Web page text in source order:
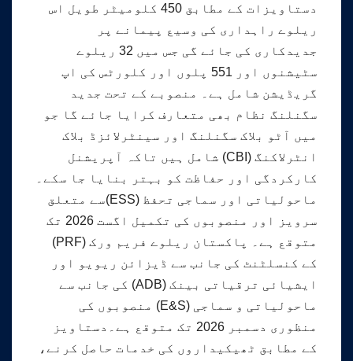
دستاویزات کے مطابق 450 کلومیٹر طویل اس
ریلوے راہداری کی وسیع پیمانے پر
جدیدکاری کی جائے گی جس میں 32 ریلوے
سٹیشنوں اور 551 پلوں اور کلورٹس کی اپ
گریڈیشن شامل ہے۔ منصوبے کے تحت جدید
سگنلنگ نظام بھی متعارف کرایا جائے گا جو
میں آٹو بلاک سگنلنگ اور سینٹرلائزڈ بلاک
انٹرلاکنگ (CBI) شامل ہیں تاکہ آپریشنل
کارکردگی اور حفاظت کو بہتر بنایا جا سکے۔
ماحولیاتی اور سماجی تحفظ (ESS)سے متعلق
سرویز اور منصوبوں کی تکمیل اگست 2026 تک
متوقع ہے۔ پاکستان ریلوے فریم ورک (PRF)
کے کنسلٹنٹ کی جانب سے ڈیزائن ریویو اور
ایشیائی ترقیاتی بینک (ADB) کی جانب سے
ماحولیاتی و سماجی (E&S) منصوبوں کی
منظوری دسمبر 2026 تک متوقع ہے۔دستاویز
کے مطابق ٹھیکیداروں کی خدمات حاصل کرنے،